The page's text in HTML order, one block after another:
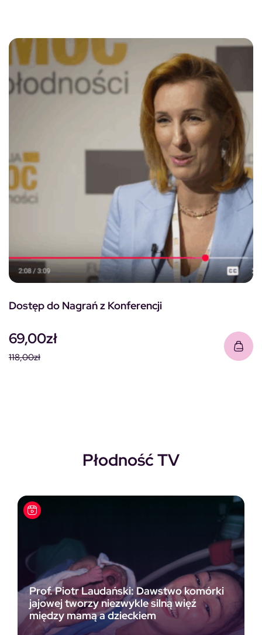
Dostęp do Nagrań z Konferencji
118,00zł
69,00zł
Płodność TV
Prof. Piotr Laudański: Dawstwo komórki
jajowej tworzy niezwykle silną więź
między mamą a dzieckiem